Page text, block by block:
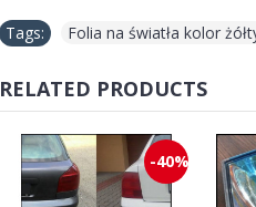
Tags: Folia na światła kolor
RELATED PRODUCTS
-40%